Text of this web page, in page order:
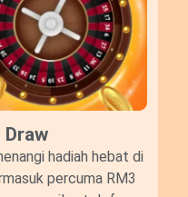
hadiah hebat di
percuma RM3